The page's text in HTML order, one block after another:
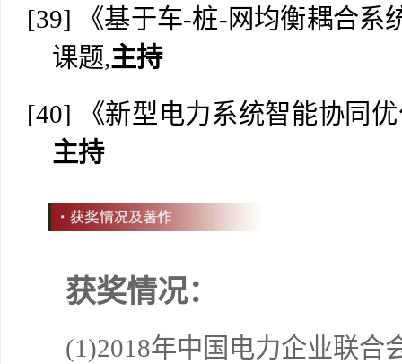
[39]
《基于车-桩-网均衡耦合系
课题,主持
[40]
《新型电力系统智能协同
主持
获奖情况：
(1)2018年中国电力企业联合